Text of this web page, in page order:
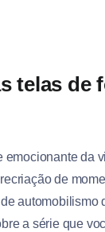
telas de
emocionante da
de
automobilismo
a série que